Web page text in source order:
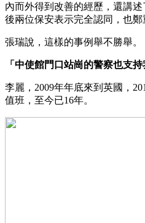
內而外得到改善的經歷，還講
後兩位保安表示完全認同，也鄭
張瑞說，這樣的事例舉不勝舉。
「中使館門口站崗的警察也支持
李麗，2009年年底來到英國，
值班，至今已16年。